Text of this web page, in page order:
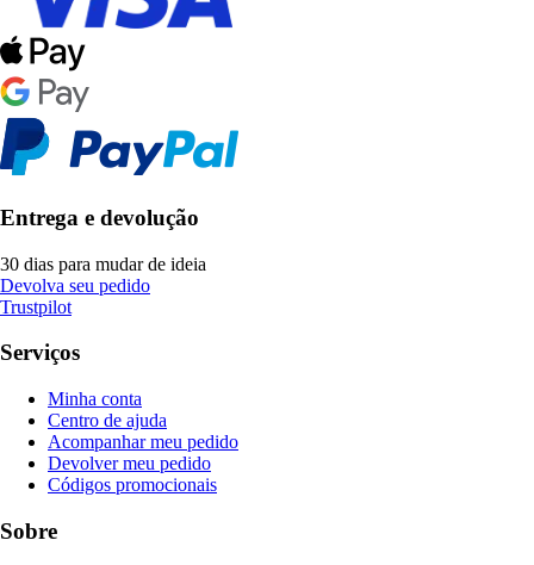
Entrega e devolução
30 dias para mudar de ideia
Devolva seu pedido
Trustpilot
Serviços
Minha conta
Centro de ajuda
Acompanhar meu pedido
Devolver meu pedido
Códigos promocionais
Sobre